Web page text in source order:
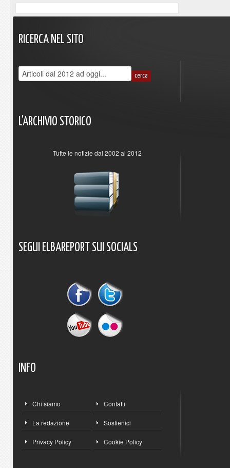
RICERCA NEL SITO
L'ARCHIVIO STORICO
Tutte le notizie dal 2002 al 2012
SEGUI ELBAREPORT SUI SOCIALS
INFO
Chi siamo Contatti
La redazione Sostienici
Privacy Policy Cookie Policy